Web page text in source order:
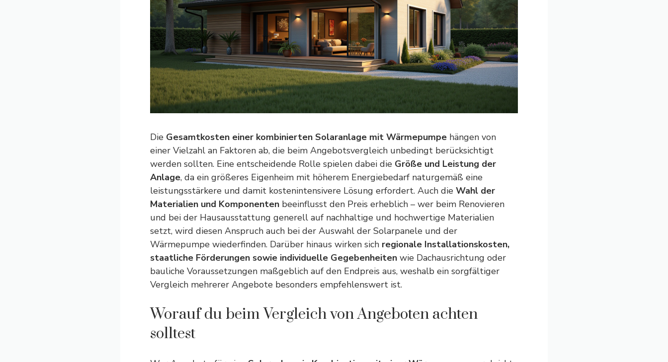
Die Gesamtkosten einer kombinierten Solaranlage mit Wärmepumpe hängen von
einer Vielzahl an Faktoren ab, die beim Angebotsvergleich unbedingt berücksichtigt
werden sollten. Eine entscheidende Rolle spielen dabei die Größe und Leistung der
Anlage, da ein größeres Eigenheim mit höherem Energiebedarf naturgemäß eine
leistungsstärkere und damit kostenintensivere Lösung erfordert. Auch die Wahl der
Materialien und Komponenten beeinflusst den Preis erheblich – wer beim Renovieren
und bei der Hausausstattung generell auf nachhaltige und hochwertige Materialien
setzt, wird diesen Anspruch auch bei der Auswahl der Solarpanele und der
Wärmepumpe wiederfinden. Darüber hinaus wirken sich regionale Installationskosten,
staatliche Förderungen sowie individuelle Gegebenheiten wie Dachausrichtung oder
bauliche Voraussetzungen maßgeblich auf den Endpreis aus, weshalb ein sorgfältiger
Vergleich mehrerer Angebote besonders empfehlenswert ist.
Worauf du beim Vergleich von Angeboten achten
solltest